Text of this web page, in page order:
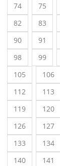
74
75
82
83
90
91
98
99
105
106
112
113
119
120
126
127
133
134
140
141